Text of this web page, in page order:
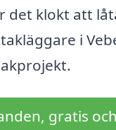
det klokt att
i
gratis